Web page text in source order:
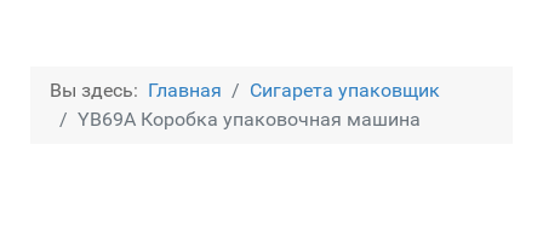
Вы здесь: Главная
Сигарета упаковщик
YB69A Коробка упаковочная машина